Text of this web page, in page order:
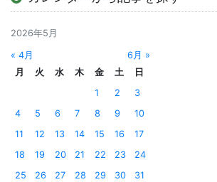
2026年5月
« 4月
6月 »
月
火 水 木 金 土
日
1
2
3
4
5 6 7 8 9
10
11
12 13 14 15 16
17
18
19 20 21 22 23
24
25
26 27 28 29 30 31